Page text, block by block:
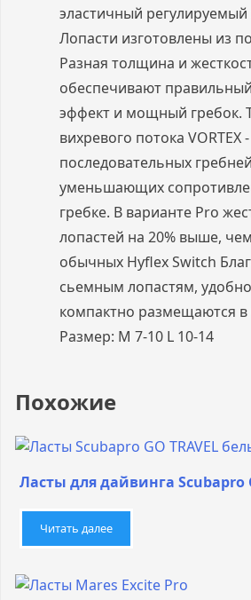
эластичный регулируемый
Лопасти изготовлены из
Разная толщина и
обеспечивают
эффект и мощный гребок.
вихревого потока VORTEX
последовательных
уменьшающих
гребке. В варианте Pro
лопастей на 20% выше,
обычных Hyflex Switch
сьемным лопастям,
компактно размещаются в
Размер: M 7-10 L 10-14
Похожие
Ласты для дайвинга Scubapro
Читать далее